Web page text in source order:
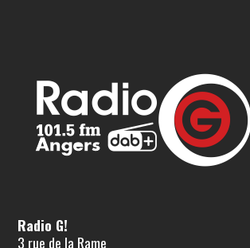
Radio G!
3 rue de la Rame